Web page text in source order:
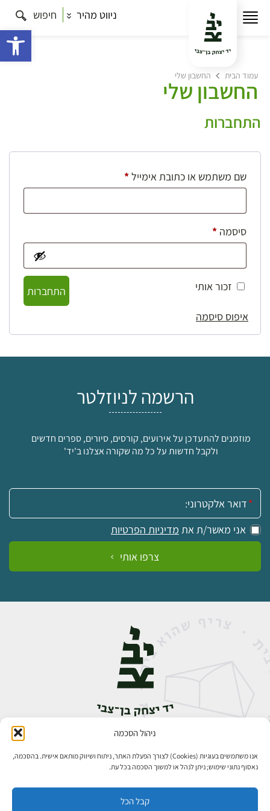
ניהול הסכמה
אנו משתמשים בעוגיות (Cookies) לצורך הפעלת האתר, ניתוח ושיווק מותאם אישית. בהסכמה,
נאסוף נתוני שימוש; ניתן לנהל או למשוך הסכמה בכל עת.
קבל הכל
ניווט מהיר חיפוש
עמוד הבית החשבון שלי
החשבון שלי
התחברות
שם משתמש או כתובת אימייל*חובה
סיסמה *חובה
זכור אותי
התחברות
איפוס סיסמה
הרשמה לניוזלטר
מוזמנים להתעדכן על אירועים, קורסים, סיורים, ספרים חדשים
ולקבל חדשות על כל מה שקורה אצלנו ב'יד'
אימייל:
אני מאשר/ת את מדיניות הפרטיות
צרפו אותי
אבן גבירול 14, רחביה, ירושלים